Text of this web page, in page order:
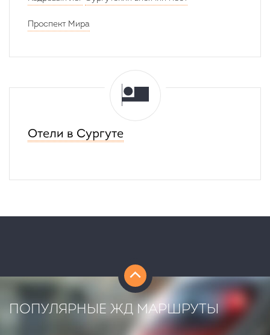
Проспект Мира
Отели в Сургуте
ПОПУЛЯРНЫЕ ЖД МАРШРУТЫ